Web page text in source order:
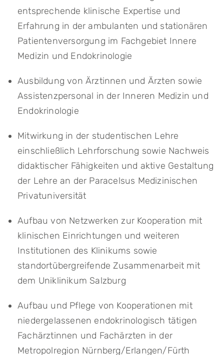
entsprechende klinische Expertise und
Erfahrung in der ambulanten und stationären
Patientenversorgung im Fachgebiet Innere
Medizin und Endokrinologie
Ausbildung von Ärztinnen und Ärzten sowie
Assistenzpersonal in der Inneren Medizin und
Endokrinologie
Mitwirkung in der studentischen Lehre
einschließlich Lehrforschung sowie Nachweis
didaktischer Fähigkeiten und aktive Gestaltung
der Lehre an der Paracelsus Medizinischen
Privatuniversität
Aufbau von Netzwerken zur Kooperation mit
klinischen Einrichtungen und weiteren
Institutionen des Klinikums sowie
standortübergreifende Zusammenarbeit mit
dem Uniklinikum Salzburg
Aufbau und Pflege von Kooperationen mit
niedergelassenen endokrinologisch tätigen
Fachärztinnen und Fachärzten in der
Metropolregion Nürnberg/Erlangen/Fürth